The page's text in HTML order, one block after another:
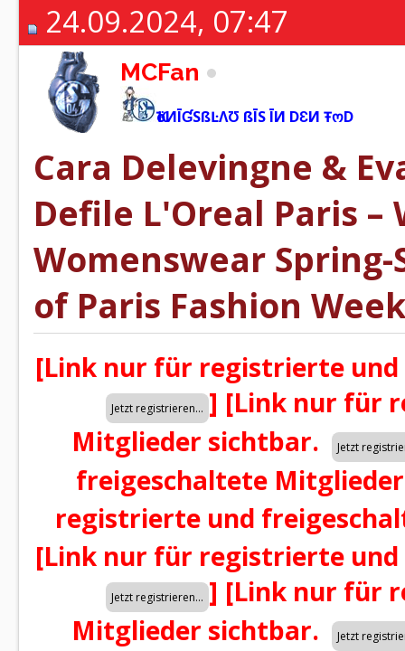
24.09.2024, 07:47
MCFan
ҠöИĪƓSßĿΛƱ ßĪS ĪИ DƐИ ŦოD
Cara Delevingne &
Defile L'Oreal Paris –
Womenswear
of Paris Fashion
[Link nur für registrierte
] [Link nur für
Mitglieder sichtbar.
freigeschaltete
registrierte und
[Link nur für registrierte
] [Link nur für
Mitglieder sichtbar.